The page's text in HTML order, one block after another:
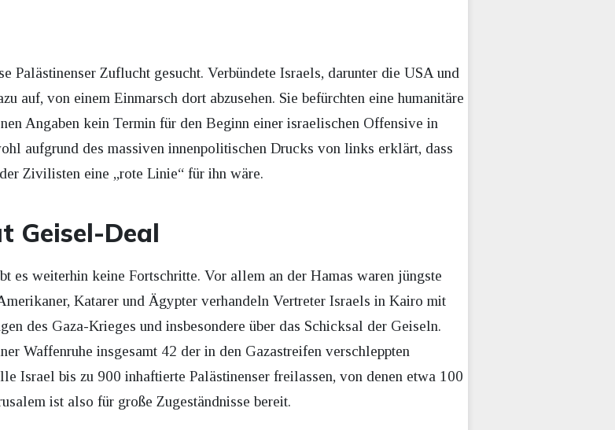
Palästinenser Zuflucht gesucht. Verbündete Israels, darunter die USA und
auf, von einem Einmarsch dort abzusehen. Sie befürchten eine humanitäre
Angaben kein Termin für den Beginn einer israelischen Offensive in
aufgrund des massiven innenpolitischen Drucks von links erklärt, dass
Zivilisten eine „rote Linie“ für ihn wäre.
Geisel-Deal
es weiterhin keine Fortschritte. Vor allem an der Hamas waren jüngste
Katarer und Ägypter verhandeln Vertreter Israels in Kairo mit
des Gaza-Krieges und insbesondere über das Schicksal der Geiseln.
Waffenruhe insgesamt 42 der in den Gazastreifen verschleppten
Israel bis zu 900 inhaftierte Palästinenser freilassen, von denen etwa 100
ist also für große Zugeständnisse bereit.